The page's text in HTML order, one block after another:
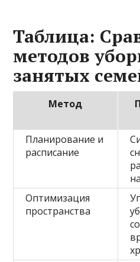
Таблица:
методов
занятых
Метод
Планирование и
расписание
Оптимизация
пространства